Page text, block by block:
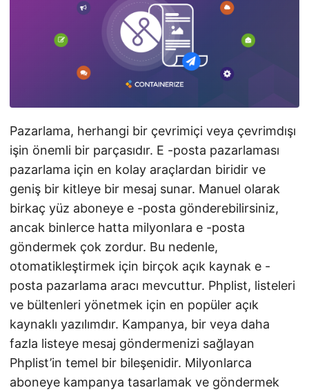
Pazarlama, herhangi bir çevrimiçi veya çevrimdışı
işin önemli bir parçasıdır. E -posta pazarlaması
pazarlama için en kolay araçlardan biridir ve
geniş bir kitleye bir mesaj sunar. Manuel olarak
birkaç yüz aboneye e -posta gönderebilirsiniz,
ancak binlerce hatta milyonlara e -posta
göndermek çok zordur. Bu nedenle,
otomatikleştirmek için birçok açık kaynak e -
posta pazarlama aracı mevcuttur. Phplist, listeleri
ve bültenleri yönetmek için en popüler açık
kaynaklı yazılımdır. Kampanya, bir veya daha
fazla listeye mesaj göndermenizi sağlayan
Phplist’in temel bir bileşenidir. Milyonlarca
aboneye kampanya tasarlamak ve göndermek